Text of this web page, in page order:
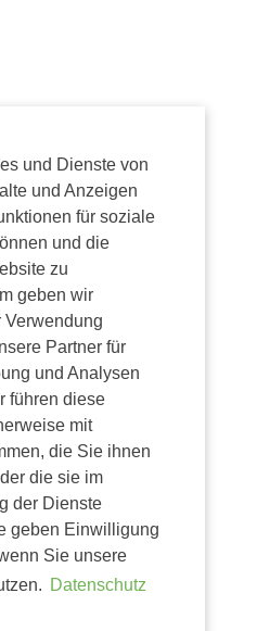
und Dienste von
und Anzeigen
für soziale
und die
zu
geben wir
Verwendung
Partner für
und Analysen
führen diese
mit
die Sie ihnen
die sie im
der Dienste
geben Einwilligung
Sie unsere
Datenschutz